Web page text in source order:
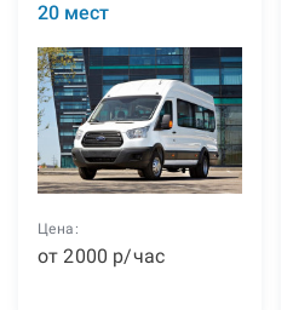
20 мест
Цена:
от2000 р/час